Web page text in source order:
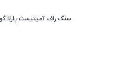
سنگ راف آمیتیست پارلا گوهر